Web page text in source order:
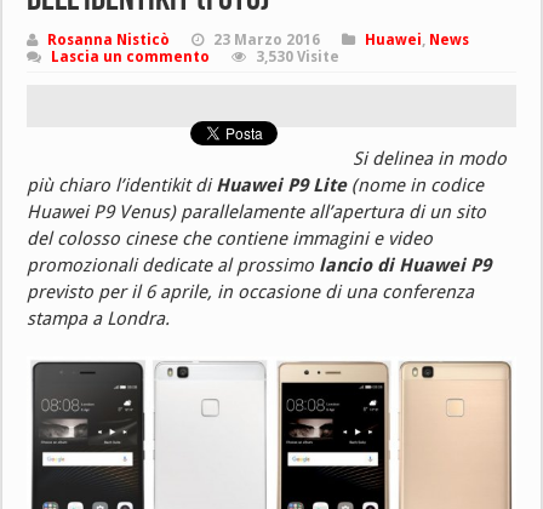
Rosanna Nisticò 23 Marzo 2016 Huawei, News
Lascia un commento
3,530 Visite
Si delinea in modo
più chiaro l’identikit diHuawei P9 Lite(nome in codice
Huawei P9 Venus) parallelamente all’apertura di un sito
del colosso cinese che contiene immagini e video
promozionali dedicate al prossimo lancio di Huawei P9
previsto per il 6 aprile, in occasione di una conferenza
stampa a Londra.